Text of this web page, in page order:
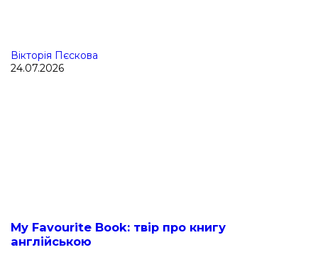
Вікторія Пєскова
24.07.2026
My Favourite Book: твір про книгу
англійською